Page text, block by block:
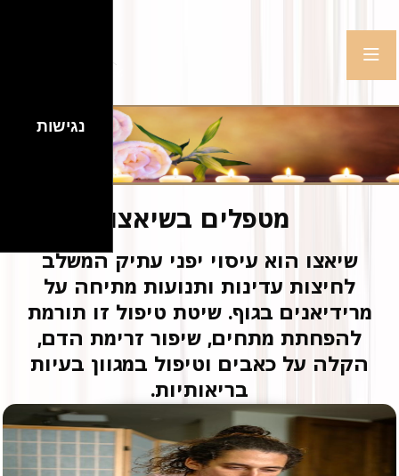
מטפלים בשיאצו
שיאצו הוא עיסוי יפני עתיק המשלב
לחיצות עדינות ותנועות מתיחה על
מרידיאנים בגוף. שיטת טיפול זו תורמת
להפחתת מתחים, שיפור זרימת הדם,
הקלה על כאבים וטיפול במגוון בעיות
בריאותיות.
נגישות